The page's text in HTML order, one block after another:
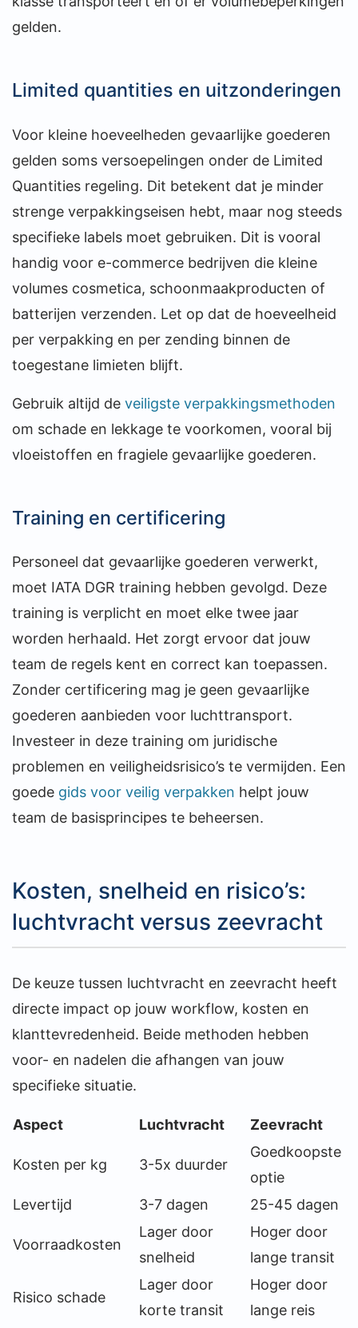
gelden.
Limited quantities en uitzonderingen
Voor kleine hoeveelheden gevaarlijke goederen
gelden soms versoepelingen onder de Limited
Quantities regeling. Dit betekent dat je minder
strenge verpakkingseisen hebt, maar nog steeds
specifieke labels moet gebruiken. Dit is vooral
handig voor e-commerce bedrijven die kleine
volumes cosmetica, schoonmaakproducten of
batterijen verzenden. Let op dat de hoeveelheid
per verpakking en per zending binnen de
toegestane limieten blijft.
Gebruik altijd de veiligste verpakkingsmethoden
om schade en lekkage te voorkomen, vooral bij
vloeistoffen en fragiele gevaarlijke goederen.
Training en certificering
Personeel dat gevaarlijke goederen verwerkt,
moet IATA DGR training hebben gevolgd. Deze
training is verplicht en moet elke twee jaar
worden herhaald. Het zorgt ervoor dat jouw
team de regels kent en correct kan toepassen.
Zonder certificering mag je geen gevaarlijke
goederen aanbieden voor luchttransport.
Investeer in deze training om juridische
problemen en veiligheidsrisico’s te vermijden. Een
goede gids voor veilig verpakken helpt jouw
team de basisprincipes te beheersen.
Kosten, snelheid en risico’s:
luchtvracht versus zeevracht
De keuze tussen luchtvracht en zeevracht heeft
directe impact op jouw workflow, kosten en
klanttevredenheid. Beide methoden hebben
voor- en nadelen die afhangen van jouw
specifieke situatie.
Aspect Luchtvracht Zeevracht
Kosten per kg 3-5x duurder
Goedkoopste
optie
Levertijd
3-7 dagen 25-45 dagen
Voorraadkosten
Lager door
snelheid
Hoger door
lange transit
Risico schade
Lager door
korte transit
Hoger door
lange reis